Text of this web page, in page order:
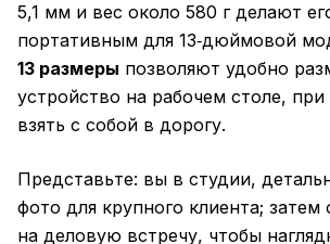
5,1 мм и вес около 580 г делают
портативным для 13‑дюймовой
13 размеры позволяют удобно
устройство на рабочем столе, при
взять с собой в дорогу.
Представьте: вы в студии,
фото для крупного клиента; затем
на деловую встречу, чтобы